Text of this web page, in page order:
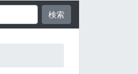
検索